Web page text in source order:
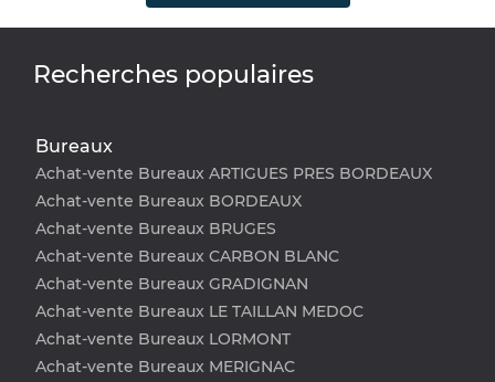
Recherches populaires
Bureaux
Achat-vente Bureaux ARTIGUES PRES BORDEAUX
Achat-vente Bureaux BORDEAUX
Achat-vente Bureaux BRUGES
Achat-vente Bureaux CARBON BLANC
Achat-vente Bureaux GRADIGNAN
Achat-vente Bureaux LE TAILLAN MEDOC
Achat-vente Bureaux LORMONT
Achat-vente Bureaux MERIGNAC